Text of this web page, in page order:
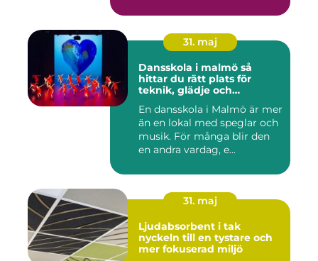
31. maj
Dansskola i malmö så
hittar du rätt plats för
teknik, glädje och
En dansskola i Malmö är mer
än en lokal med speglar och
musik. För många blir den
en andra vardag, e...
31. maj
Ljudabsorbent i tak
nyckeln till en tystare och
mer fokuserad miljö